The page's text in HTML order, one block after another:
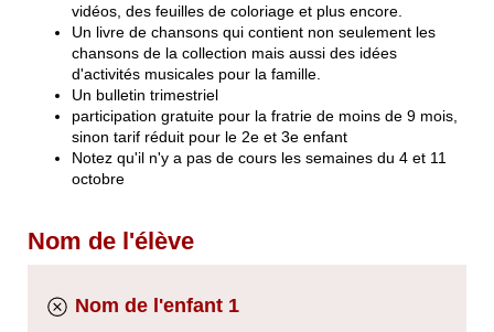
vidéos, des feuilles de coloriage et plus encore.
Un livre de chansons qui contient non seulement les
chansons de la collection mais aussi des idées
d'activités musicales pour la famille.
Un bulletin trimestriel
participation gratuite pour la fratrie de moins de 9 mois,
sinon tarif réduit pour le 2e et 3e enfant
Notez qu'il n'y a pas de cours les semaines du 4 et 11
octobre
Nom de l'élève
Nom de l'enfant 1